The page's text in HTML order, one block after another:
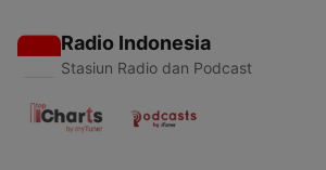
Radio Indonesia
Stasiun Radio dan Podcast